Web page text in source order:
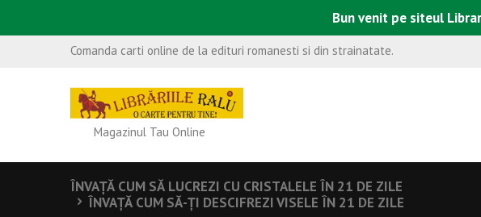
Bun venit pe siteul
Comanda carti online de la edituri romanesti si din strainatate.
Magazinul Tau Online
ÎNVAŢĂ CUM SĂ LUCREZI CU CRISTALELE ÎN 21 DE ZILE
ÎNVAŢĂ CUM SĂ-ŢI DESCIFREZI VISELE ÎN 21 DE ZILE